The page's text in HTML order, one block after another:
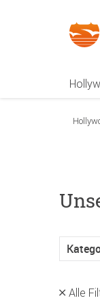
Alle